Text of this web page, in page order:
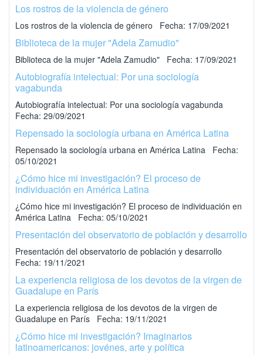
Los rostros de la violencia de género
Los rostros de la violencia de género Fecha: 17/09/2021
Biblioteca de la mujer "Adela Zamudio"
Biblioteca de la mujer "Adela Zamudio" Fecha: 17/09/2021
Autobiografía intelectual: Por una sociología
vagabunda
Autobiografía intelectual: Por una sociología vagabunda
Fecha: 29/09/2021
Repensado la sociología urbana en América Latina
Repensado la sociología urbana en América Latina Fecha:
05/10/2021
¿Cómo hice mi investigación? El proceso de
individuación en América Latina
¿Cómo hice mi investigación? El proceso de individuación en
América Latina Fecha: 05/10/2021
Presentación del observatorio de población y desarrollo
Presentación del observatorio de población y desarrollo
Fecha: 19/11/2021
La experiencia religiosa de los devotos de la virgen de
Guadalupe en París
La experiencia religiosa de los devotos de la virgen de
Guadalupe en París Fecha: 19/11/2021
¿Cómo hice mi investigación? Imaginarios
latinoamericanos: jovénes, arte y política